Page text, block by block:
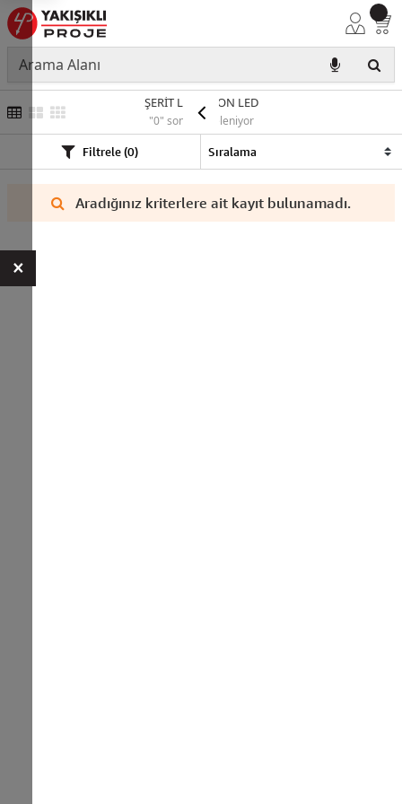
ŞERİT LED/NEON LED
"0" sonuç listeleniyor
Filtrele (0)
Aradığınız kriterlere ait kayıt bulunamadı.
×